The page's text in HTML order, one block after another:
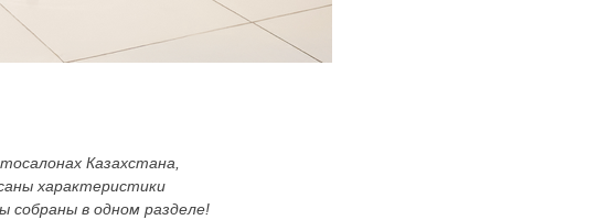
Казахстана,
характеристики
собраны в одном разделе!